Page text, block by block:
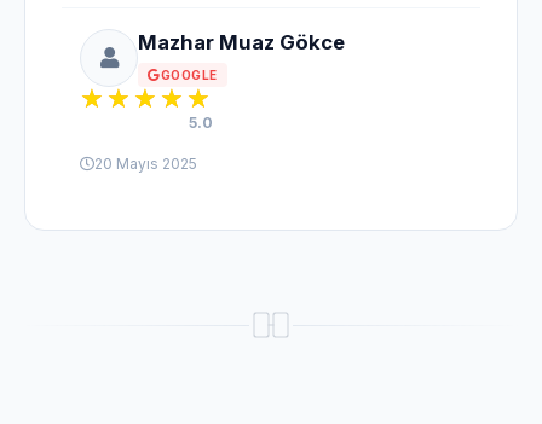
Mazhar Muaz Gökce
GOOGLE
5.0
20 Mayıs 2025